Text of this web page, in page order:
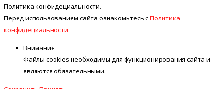
Политика конфидециальности.
Перед использованием сайта ознакомьтесь сПолитика
конфидециальности
Внимание
Файлы cookies необходимы для функционирования сайта и
являются обязательными.